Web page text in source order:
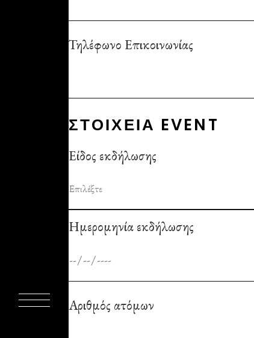
Τηλέφωνο Επικοινωνίας
ΣΤΟΙΧΕΙΑ EVENT
Είδος εκδήλωσης
Ημερομηνία εκδήλωσης
Αριθμός ατόμων